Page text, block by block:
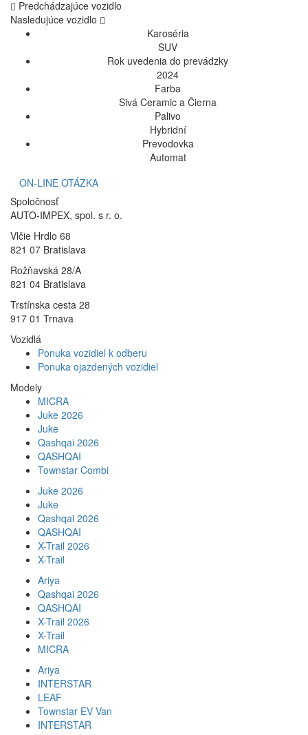
Predchádzajúce vozidlo
Nasledujúce vozidlo
Karoséria
SUV
Rok uvedenia do prevádzky
2024
Farba
Sivá Ceramic a Čierna
Palivo
Hybridní
Prevodovka
Automat
ON-LINE OTÁZKA
Spoločnosť
AUTO-IMPEX, spol. s r. o.
Vlčie Hrdlo 68
821 07 Bratislava
Rožňavská 28/A
821 04 Bratislava
Trstínska cesta 28
917 01 Trnava
Vozidlá
Ponuka vozidiel k odberu
Ponuka ojazdených vozidiel
Modely
MICRA
Juke 2026
Juke
Qashqai 2026
QASHQAI
Townstar Combi
Juke 2026
Juke
Qashqai 2026
QASHQAI
X-Trail 2026
X-Trail
Ariya
Qashqai 2026
QASHQAI
X-Trail 2026
X-Trail
MICRA
Ariya
INTERSTAR
LEAF
Townstar EV Van
INTERSTAR